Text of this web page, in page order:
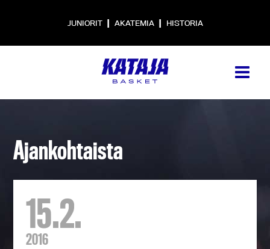
JUNIORIT | AKATEMIA | HISTORIA
Ajankohtaista
15.2.
2016